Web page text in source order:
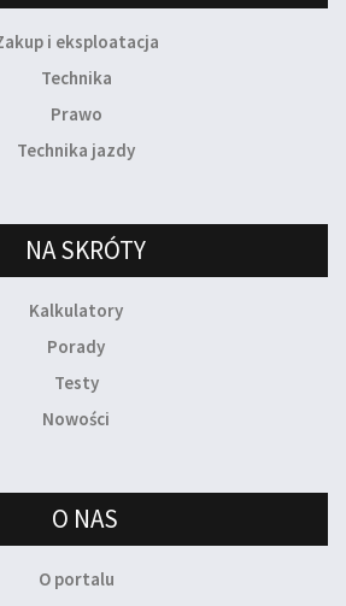
i eksploatacja
Technika
Prawo
Technika jazdy
NA SKRÓTY
Kalkulatory
Porady
Testy
Nowości
O NAS
O portalu